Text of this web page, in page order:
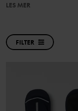
LES MER
FILTER